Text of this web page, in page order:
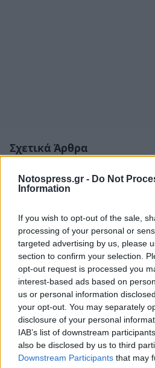
Notospress.gr - Do Not
Information
If you wish to opt-out of the sale,
processing of your personal or
targeted advertising by us, please
section to confirm your selection.
opt-out request is processed you
interest-based ads based on
us or personal information
your opt-out. You may separately
disclosure of your personal
IAB’s list of downstream
also be disclosed by us to third
Downstream Participants that may
Σχετικά Άρθρα
Μητσοτάκης: «Οι εκλογές